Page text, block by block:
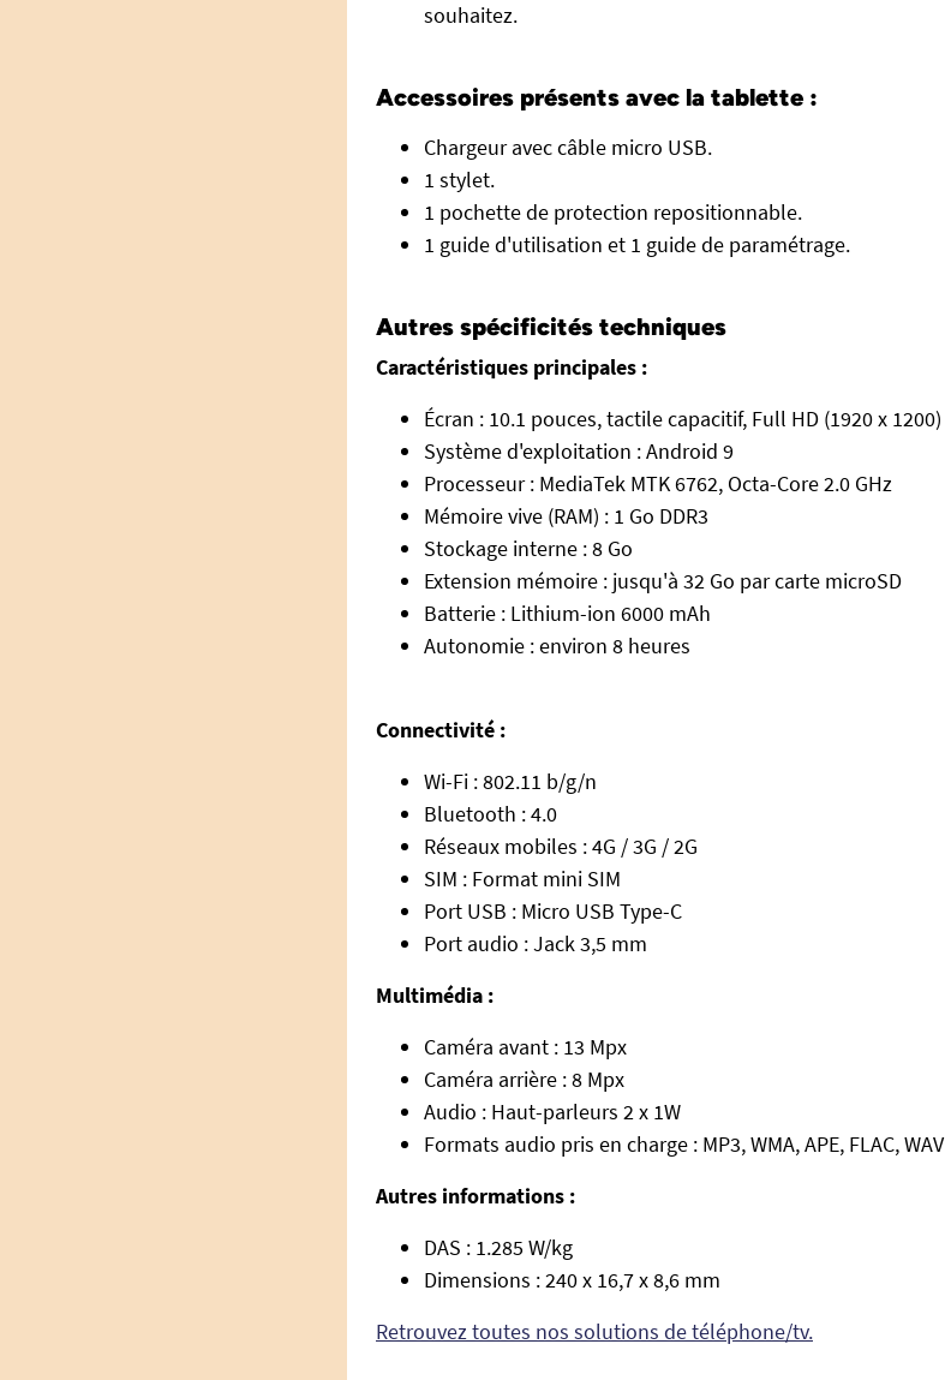
souhaitez.
Accessoires présents avec la tablette :
Chargeur avec câble micro USB.
1 stylet.
1 pochette de protection repositionnable.
1 guide d'utilisation et 1 guide de paramétrage.
Autres spécificités techniques
Caractéristiques principales :
Écran : 10.1 pouces, tactile capacitif, Full HD (1920 x 1200)
Système d'exploitation : Android 9
Processeur : MediaTek MTK 6762, Octa-Core 2.0 GHz
Mémoire vive (RAM) : 1 Go DDR3
Stockage interne : 8 Go
Extension mémoire : jusqu'à 32 Go par carte microSD
Batterie : Lithium-ion 6000 mAh
Autonomie : environ 8 heures
Connectivité :
Wi-Fi : 802.11 b/g/n
Bluetooth : 4.0
Réseaux mobiles : 4G / 3G / 2G
SIM : Format mini SIM
Port USB : Micro USB Type-C
Port audio : Jack 3,5 mm
Multimédia :
Caméra avant : 13 Mpx
Caméra arrière : 8 Mpx
Audio : Haut-parleurs 2 x 1W
Formats audio pris en charge : MP3, WMA, APE, FLAC, WAV
Autres informations :
DAS : 1.285 W/kg
Dimensions : 240 x 16,7 x 8,6 mm
Retrouvez toutes nos solutions de téléphone/tv.